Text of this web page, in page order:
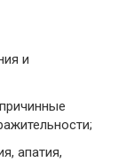
и
апатия,